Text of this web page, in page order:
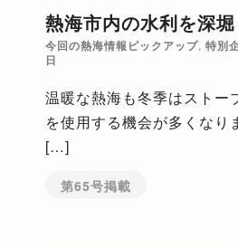
熱海市内の水利を深堀
今回の熱海情報ピックアップ, 特別
日
温暖な熱海も冬季はストー
を使用する機会が多くなり
[…]
第65号掲載